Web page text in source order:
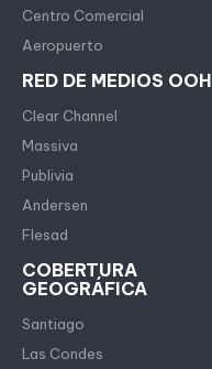
Centro Comercial
Aeropuerto
RED DE MEDIOS OOH
Clear Channel
Massiva
Publivia
Andersen
Flesad
COBERTURA
GEOGRÁFICA
Santiago
Las Condes